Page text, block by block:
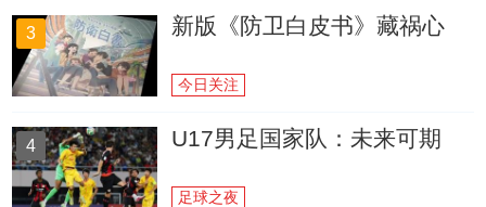
3 新版《防卫白皮书》藏祸心
今日关注
4 U17男足国家队：未来可期
足球之夜